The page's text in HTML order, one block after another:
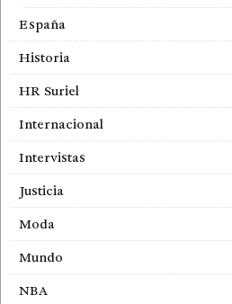
España
Historia
HR Suriel
Internacional
Intervistas
Justicia
Moda
Mundo
NBA